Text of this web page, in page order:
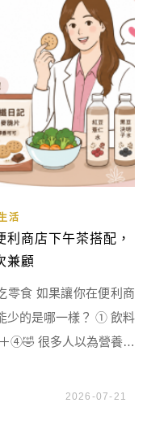
活
商店下午茶搭配，
兼顧
零食 如果讓你在便利商
少的是哪一樣？ ① 飲料
很多人以為營養師
利商店的時候， 我腦袋
2026-07-21